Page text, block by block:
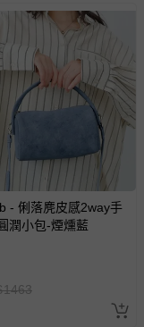
會輕微褶皺之情形，
恢復。
差是正常範圍。
咪如欲退換貨，所
裝。
台電腦、手機或平
與實際成品還是會
期權益，但此期間
- 俐落麂皮感2way手
潤小包-煙燻藍
1463